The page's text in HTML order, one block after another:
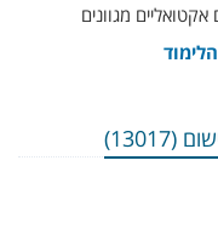
מגוונים